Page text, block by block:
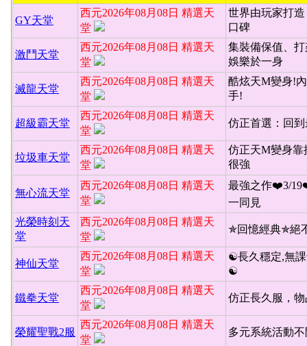
GY天堂
西元2026年08月08日 精選天
堂
世界由玩家打
口碑
激鬥天堂
西元2026年08月08日 精選天
堂
集裝備保值、
娛樂於一身
滅龍天堂
西元2026年08月08日 精選天
堂
酷炫天M變身!
手!
超級霸天堂
西元2026年08月08日 精選天
堂
仿正首選：回
垃圾車天堂
西元2026年08月08日 精選天
堂
仿正天M變身靠
很強
無心流天堂
西元2026年08月08日 精選天
堂
最強之作❤️3/
一同見
光榮時刻天
堂
西元2026年08月08日 精選天
堂
✯回憶經典✯絕
神仙天堂
西元2026年08月08日 精選天
堂
☯長久穩定,無
☯
鐵拳天堂
西元2026年08月08日 精選天
堂
仿正長久服，
榮耀聖戰2服
西元2026年08月08日 精選天
堂
多元系統活動